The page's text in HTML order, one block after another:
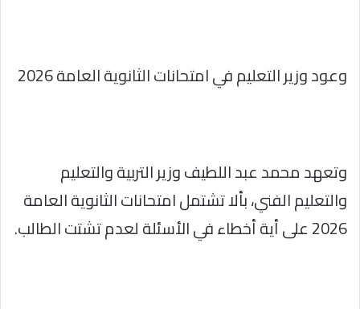
وعود وزير التعليم في امتحانات الثانوية العامة 2026
وتعهد محمد عبد اللطيف وزير التربية والتعليم
والتعليم الفني، بألا تشتمل امتحانات الثانوية العامة
2026 على أية أخطاء في الأسئلة لعدم تشتت الطالب.